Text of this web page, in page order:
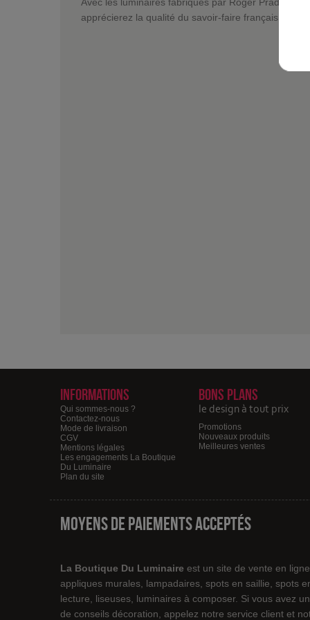
apprécierez la qualité du savoir-faire français.
Informations
Qui sommes-nous ?
Contactez-nous
Mode de livraison
CGV
Mentions légales
Les engagements La Boutique
Du Luminaire
Plan du site
Bons plans
le design à tout prix
Promotions
Nouveaux produits
Meilleures ventes
Moyens de paiements acceptés
La Boutique Du Luminaire est un site de vente en
appliques murales, lampadaires, spots en saillie, spots
lecture, liseuses, luminaires à composer. Si vous avez
de conseils décoration, appelez notre service client et